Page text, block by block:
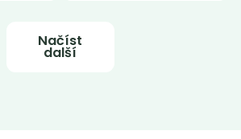
Načíst
další